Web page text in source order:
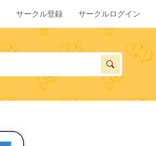
サークル登録 サークルログイン